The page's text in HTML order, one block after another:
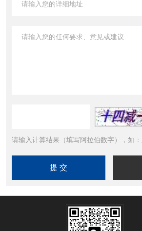
请输入计算结果（填写阿拉伯数字），如